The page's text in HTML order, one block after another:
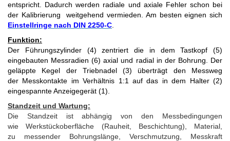
entspricht. Dadurch werden radiale und axiale Fehler schon bei
der Kalibrierung weitgehend vermieden. Am besten eignen sich
Einstellringe nach DIN 2250-C
Funktion:
Der Führungszylinder (4) zentriert die in dem Tastkopf (5)
eingebauten Messradien (6) axial und radial in der Bohrung. Der
geläppte Kegel der Triebnadel (3) überträgt den Messweg
der Messkontakte im Verhältnis 1:1 auf das in dem Halter (2)
eingespannte Anzeigegerät (1).
Standzeit und Wartung:
Die Standzeit ist abhängig von den Messbedingungen
wie Werkstückoberfläche (Rauheit, Beschichtung), Material,
zu messender Bohrungslänge, Verschmutzung, Messkraft